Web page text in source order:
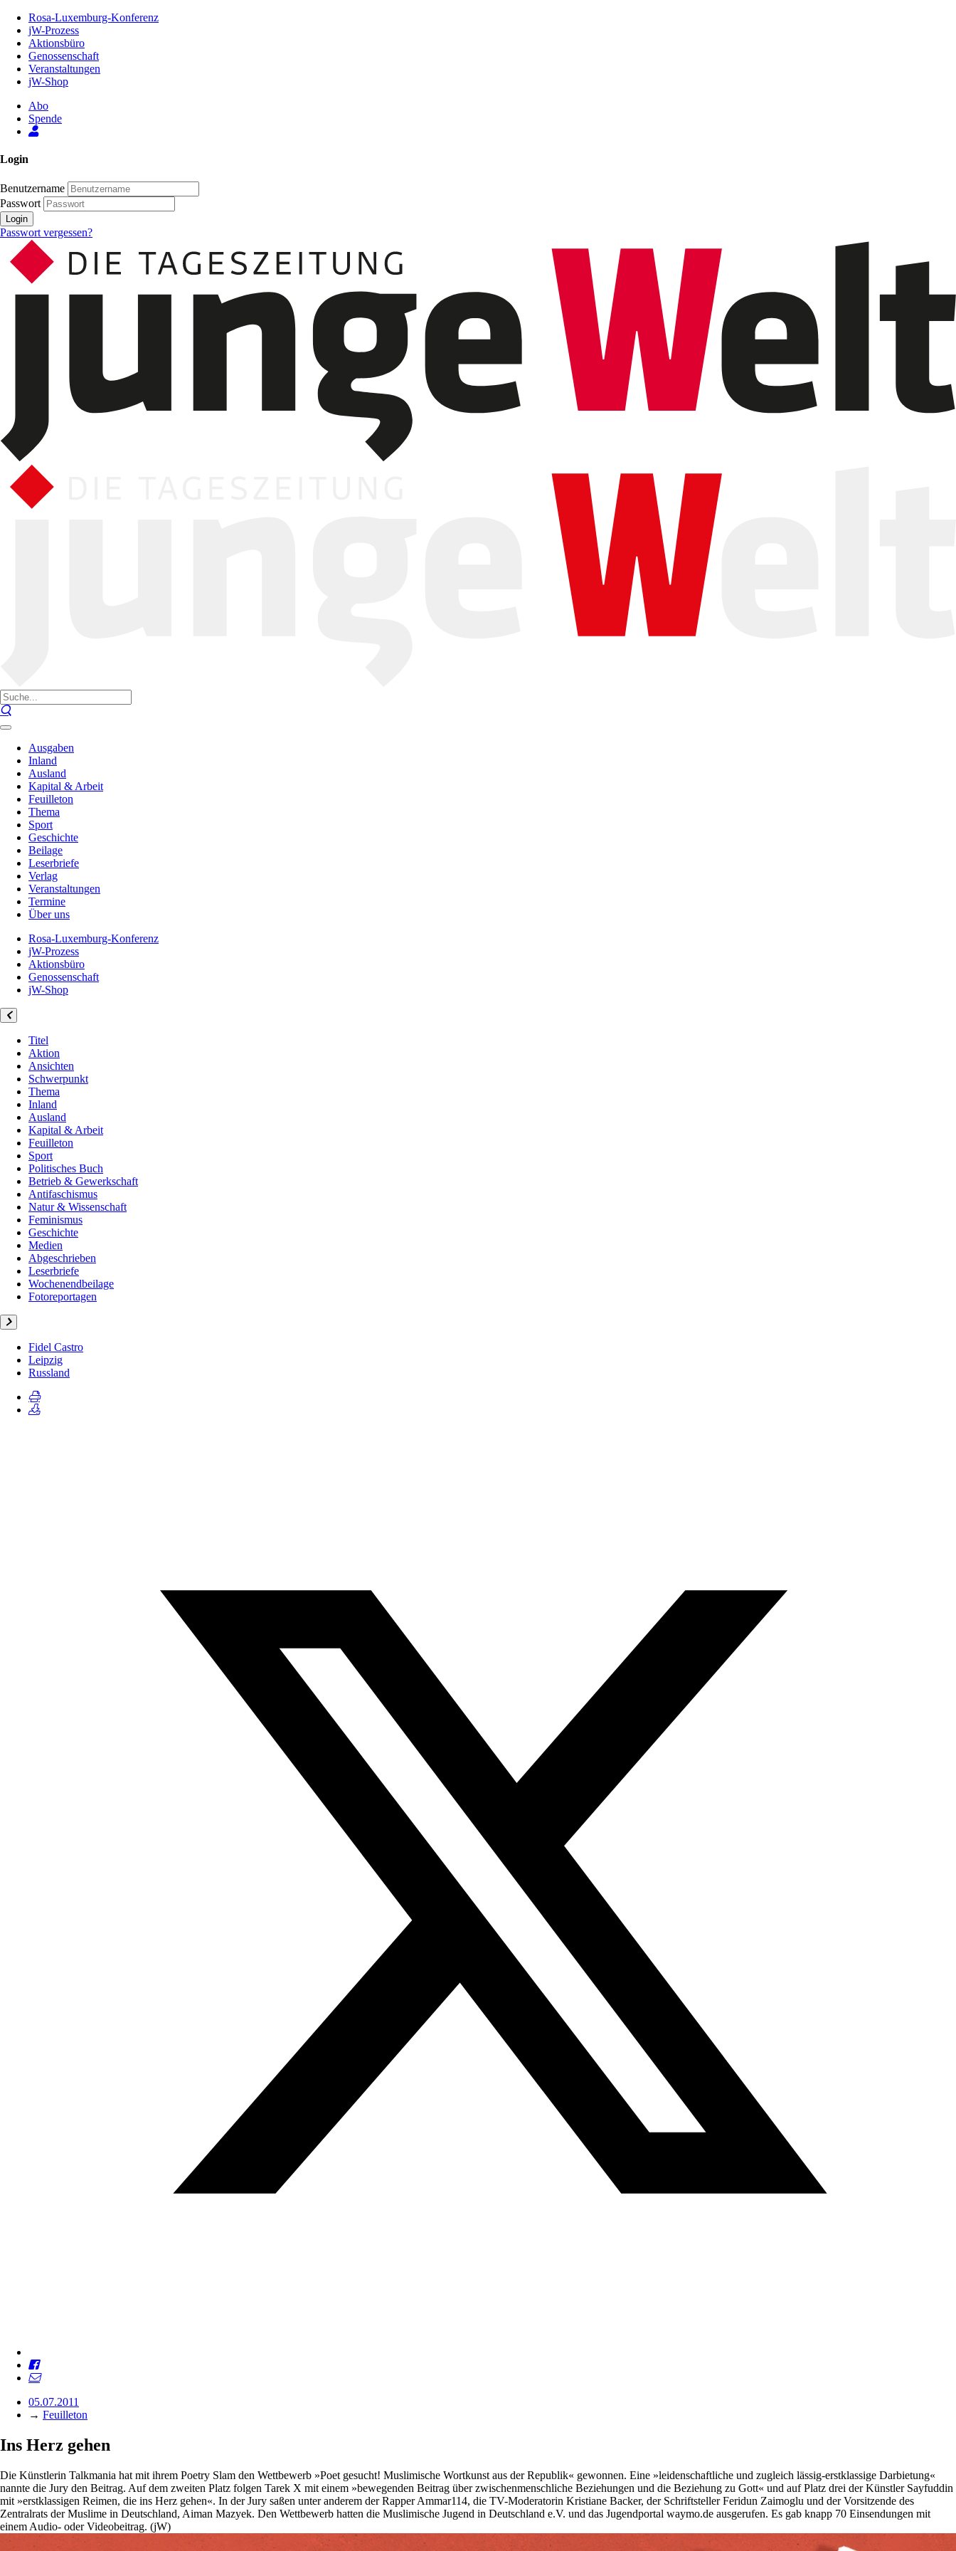
Inhalt
Seite
Rosa-Luxemburg-Konferenz
jW-Prozess
Aktionsbüro
Genossenschaft
Veranstaltungen
jW-Shop
Abo
Spende
Login
Benutzername
Passwort
Login
Passwort vergessen?
Ausgaben
Inland
Ausland
Kapital & Arbeit
Feuilleton
Thema
Sport
Geschichte
Beilage
Leserbriefe
Verlag
Veranstaltungen
Termine
Über uns
Rosa-Luxemburg-Konferenz
jW-Prozess
Aktionsbüro
Genossenschaft
jW-Shop
Titel
Aktion
Ansichten
Schwerpunkt
Thema
Inland
Ausland
Kapital & Arbeit
Feuilleton
Sport
Politisches Buch
Betrieb & Gewerkschaft
Antifaschismus
Natur & Wissenschaft
Feminismus
Geschichte
Medien
Abgeschrieben
Leserbriefe
Wochenendbeilage
Fotoreportagen
Fidel Castro
Leipzig
Russland
05.07.2011
→ Feuilleton
Ins Herz gehen
Die Künstlerin Talkmania hat mit ihrem Poetry Slam den Wettbewerb »Poet gesucht! Muslimische Wortkunst aus der Republik« gewonnen. Eine »leidenschaftliche und zugleich lässig-erstklassige Darbietung«
nannte die Jury den Beitrag. Auf dem zweiten Platz folgen Tarek X mit einem »bewegenden Beitrag über zwischenmenschliche Beziehungen und die Beziehung zu Gott« und auf Platz drei der Künstler Sayfuddin
mit »erstklassigen Reimen, die ins Herz gehen«. In der Jury saßen unter anderem der Rapper Ammar114, die TV-Moderatorin Kristiane Backer, der Schriftsteller Feridun Zaimoglu und der Vorsitzende des
Zentralrats der Muslime in Deutschland, Aiman Mazyek. Den Wettbewerb hatten die Muslimische Jugend in Deutschland e.V. und das Jugendportal waymo.de ausgerufen. Es gab knapp 70 Einsendungen mit
einem Audio- oder Videobeitrag. (jW)